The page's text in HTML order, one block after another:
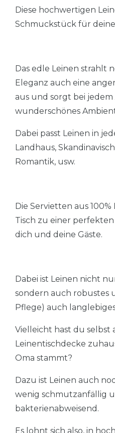
Diese hochwertigen
Schmuckstück für
Das edle Leinen strahlt
Eleganz auch eine
aus und sorgt bei jedem
wunderschönes
Dabei passt Leinen in
Landhaus,
Romantik, usw.
Die Servietten aus
Tisch zu einer
dich und deine Gäste.
Dabei ist Leinen nicht
sondern auch robustes
Pflege) auch
Vielleicht hast du selbst
Leinentischdecke
Oma stammt?
Dazu ist Leinen auch
wenig schmutzanfällig
bakterienabweisend.
Es lohnt sich also, in